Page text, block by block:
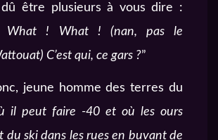
être plusieurs à vous dire :
What ! What ! (nan, pas le
C’est qui, ce gars ?”
jeune homme des terres du
il peut faire -40 et où les ours
du ski dans les rues en buvant de